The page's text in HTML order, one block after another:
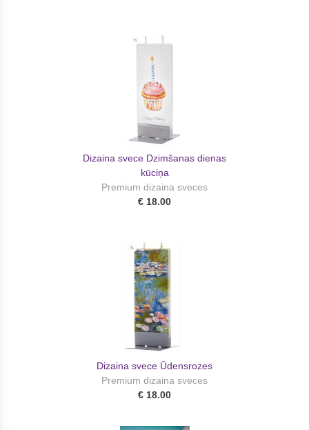
Dizaina svece Dzimšanas dienas
kūciņa
Premium dizaina sveces
€ 18.00
Dizaina svece Ūdensrozes
Premium dizaina sveces
€ 18.00